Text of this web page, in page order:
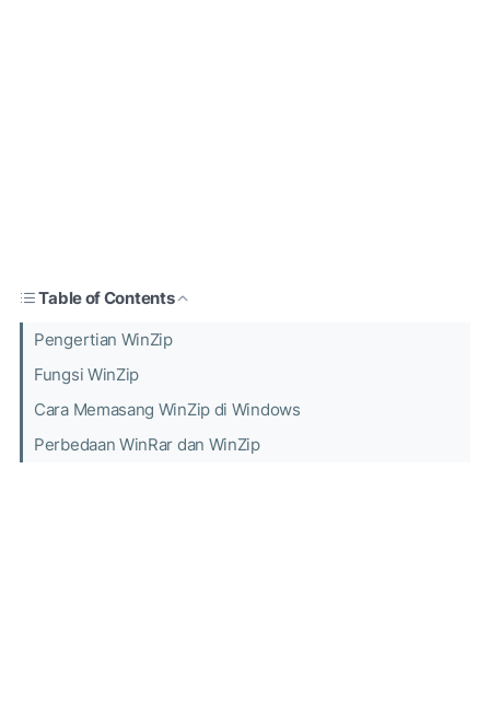
Table of Contents
Pengertian WinZip
Fungsi WinZip
Cara Memasang WinZip di Windows
Perbedaan WinRar dan WinZip